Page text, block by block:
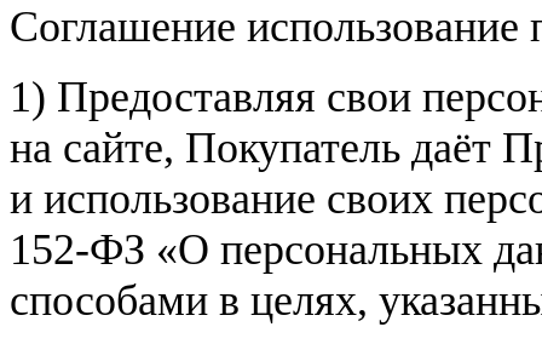
Соглашение
1) Предоставляя свои
на сайте, Покупатель даёт
и использование своих
152-ФЗ «О персональных
способами в целях,